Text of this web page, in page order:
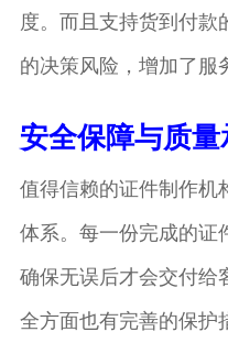
度。而且支持货到付款
的决策风险，增加了服
安全保障与质量
值得信赖的证件制作机
体系。每一份完成的证
确保无误后才会交付给
全方面也有完善的保护